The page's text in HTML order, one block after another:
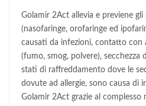
Golamir 2Act allevia e previene
(nasofaringe, orofaringe ed
causati da infezioni, contatto con
(fumo, smog, polvere), secchezza
stati di raffreddamento dove le
dovute ad allergie, sono causa di
Golamir 2Act grazie al complesso